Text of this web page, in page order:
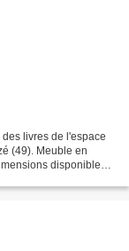
livres de l'espace
(49). Meuble en
disponibles